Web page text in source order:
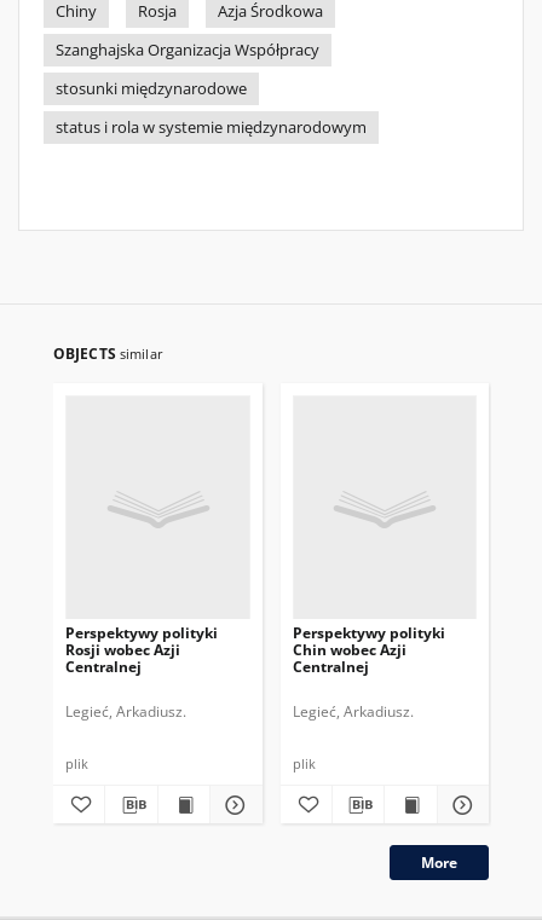
Chiny
Rosja
Azja Środkowa
Szanghajska Organizacja Współpracy
stosunki międzynarodowe
status i rola w systemie międzynarodowym
OBJECTS similar
Perspektywy polityki
Rosji wobec Azji
Centralnej
Legieć, Arkadiusz.
plik
Perspektywy polityki
Chin wobec Azji
Centralnej
Legieć, Arkadiusz.
plik
More